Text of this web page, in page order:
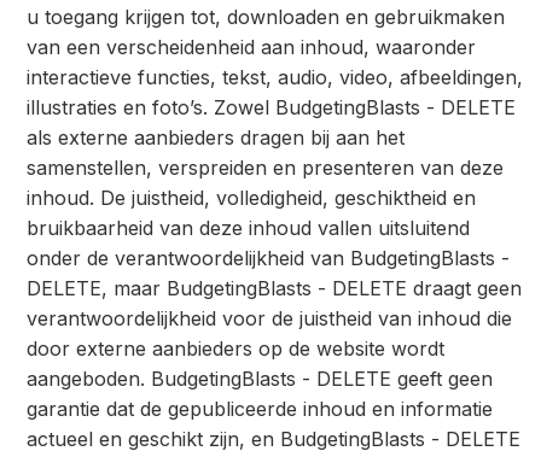
u toegang krijgen tot, downloaden en gebruikmaken
van een verscheidenheid aan inhoud, waaronder
interactieve functies, tekst, audio, video, afbeeldingen,
illustraties en foto’s. Zowel BudgetingBlasts - DELETE
als externe aanbieders dragen bij aan het
samenstellen, verspreiden en presenteren van deze
inhoud. De juistheid, volledigheid, geschiktheid en
bruikbaarheid van deze inhoud vallen uitsluitend
onder de verantwoordelijkheid van BudgetingBlasts -
DELETE, maar BudgetingBlasts - DELETE draagt geen
verantwoordelijkheid voor de juistheid van inhoud die
door externe aanbieders op de website wordt
aangeboden. BudgetingBlasts - DELETE geeft geen
garantie dat de gepubliceerde inhoud en informatie
actueel en geschikt zijn, en BudgetingBlasts - DELETE